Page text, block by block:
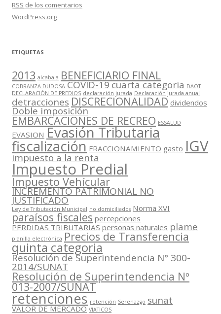
RSS de los comentarios
WordPress.org
ETIQUETAS
2013 alcabala BENEFICIARIO FINAL
COBRANZA DUDOSA COVID-19cuarta categoria DAOT
DECLARACIÓN DE PREDIOS declaración jurada Declaración jurada anual
detracciones DISCRECIONALIDAD dividendos
Doble imposición
EMBARCACIONES DE RECREO ESSALUD
EVASION Evasión Tributaria
fiscalización FRACCIONAMIENTO gasto IGV
impuesto a la renta
Impuesto Predial
Impuesto Vehícular
INCREMENTO PATRIMONIAL NO
JUSTIFICADO
Ley de Tributación Municipal no domiciliados Norma XVI
paraísos fiscales percepciones
PERDIDAS TRIBUTARIAS personas naturales plame
planilla electrónica Precios de Transferencia
quinta categoria
Resolución de Superintendencia N° 300-
2014/SUNAT
Resolución de Superintendencia Nº
013-2007/SUNAT
retenciones retención Serenazgo sunat
VALOR DE MERCADO VIATICOS